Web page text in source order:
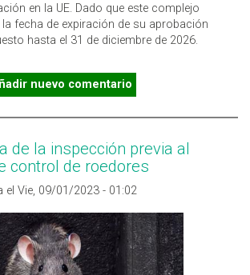
en la UE. Dado que este complejo
fecha de expiración de su aprobación
hasta el 31 de diciembre de 2026.
ANTICOAGULANTES: SE ALARGA
HASTA FINAL DE 2026
nuevo comentario
de la inspección previa al
control de roedores
el Vie, 09/01/2023 - 01:02